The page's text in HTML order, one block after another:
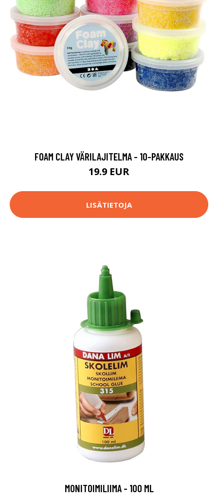
FOAM CLAY VÄRILAJITELMA - 10-PAKKAUS
19.9 EUR
LISÄTIETOJA
MONITOIMILIIMA - 100 ML